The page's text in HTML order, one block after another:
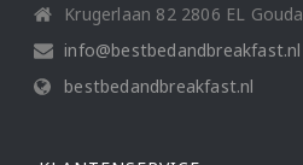
Krugerlaan 82 2806 EL Gouda
info@bestbedandbreakfast.nl
bestbedandbreakfast.nl